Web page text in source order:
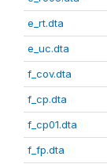
e_rt.dta
e_uc.dta
f_cov.dta
f_cp.dta
f_cp01.dta
f_fp.dta